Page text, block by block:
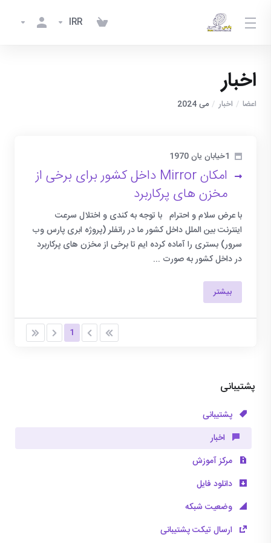
IRR
اخبار
اعضا اخبار می 2024
پشتیبانی
پشتیبانی
اخبار
مرکز آموزش
دانلود فایل
وضعیت شبکه
ارسال تیکت پشتیبانی
1خیابان یان 1970
امکان Mirror داخل کشور برای برخی از
مخزن های پرکاربرد
با عرض سلام و احترام با توجه به کندی و اختلال سرعت
اینترنت بین الملل داخل کشور ما در رانفلر (پروژه ابری پارس وب
سرور) بستری را آماده کرده ایم تا برخی از مخزن های پرکاربرد
در داخل کشور به صورت ...
بیشتر
1